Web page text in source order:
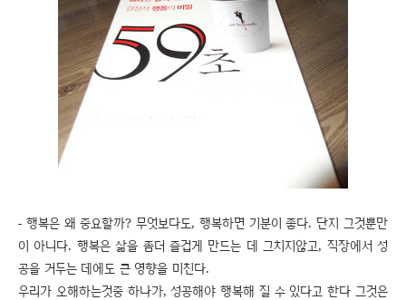
- 행복은 왜 중요할까? 무엇보다도, 행복하면 기분이 좋다. 단지 그것뿐만
이 아니다. 행복은 삶을 좀더 즐겁게 만드는 데 그치지않고, 직장에서 성
공을 거두는 데에도 큰 영향을 미친다.
우리가 오해하는것중 하나가, 성공해야 행복해 질 수 있다고 한다 그것은